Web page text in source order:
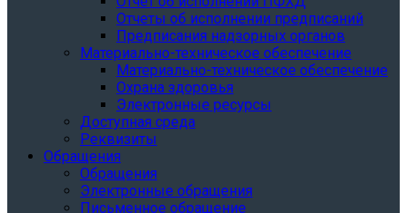
Отчеты об исполнении предписаний
Предписания надзорных органов
Материально-техническое обеспечение
Материально-техническое обеспечение
Охрана здоровья
Электронные ресурсы
Доступная среда
Реквизиты
Обращения
Обращения
Электронные обращения
Письменное обращение